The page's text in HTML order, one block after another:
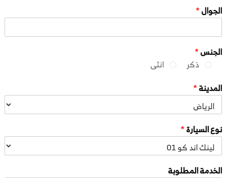
الجوال*
الجنس*
ذكر
انثى
المدينة*
نوع السيارة*
الخدمة المطلوبة